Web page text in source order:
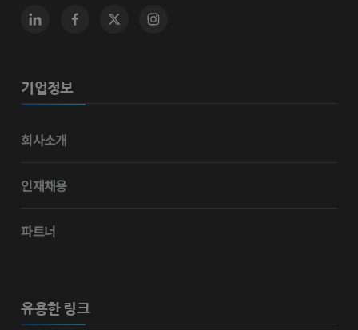
기업정보
회사소개
인재채용
파트너
유용한 링크